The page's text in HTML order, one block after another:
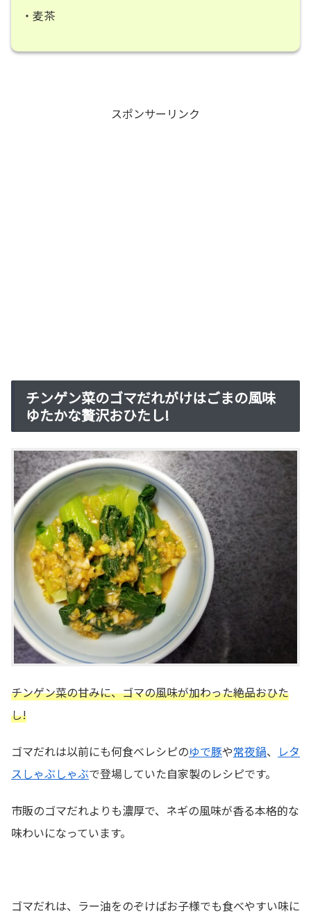
・麦茶
スポンサーリンク
チンゲン菜のゴマだれがけはごまの風味
ゆたかな贅沢おひたし!
チンゲン菜の甘みに、ゴマの風味が加わった絶品おひた
し!
ゴマだれは以前にも何食べレシピのゆで豚や常夜鍋、 レタ
スしゃぶしゃぶで登場していた自家製のレシピです。
市販のゴマだれよりも濃厚で、ネギの風味が香る本格的な
味わいになっています。
ゴマだれは、ラー油をのぞけばお子様でも食べやすい味に